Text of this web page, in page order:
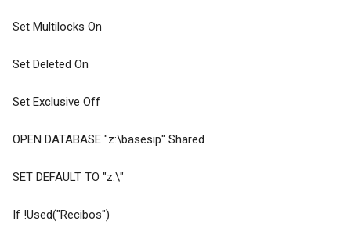
Set Multilocks On
Set Deleted On
Set Exclusive Off
OPEN DATABASE "z:\basesip" Shared
SET DEFAULT TO "z:\"
If !Used("Recibos")